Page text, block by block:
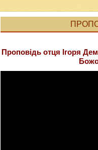
Проповідь отця Ігоря